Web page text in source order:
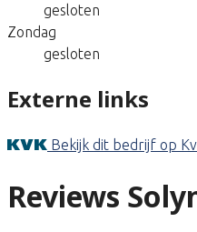
gesloten
Zondag
gesloten
Externe links
Bekijk dit bedrijf op
Reviews